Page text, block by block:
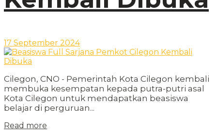
17 September 2024
Cilegon, CNO - Pemerintah Kota Cilegon kembali
membuka kesempatan kepada putra-putri asal
Kota Cilegon untuk mendapatkan beasiswa
belajar di perguruan...
Read more